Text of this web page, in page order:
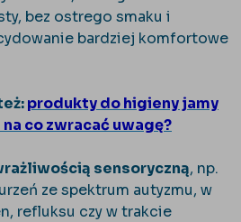
bez ostrego smaku i
bardziej komfortowe
produkty do higieny jamy
co zwracać uwagę?
sensoryczną, np.
ze spektrum autyzmu, w
refluksu czy w trakcie